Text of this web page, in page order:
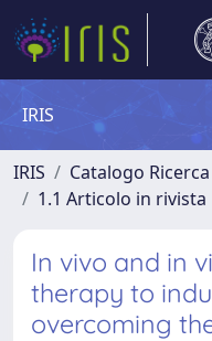
IRIS
IRIS Catalogo Ricerca
1.1 Articolo in rivista
In vivo and in
therapy to
overcoming